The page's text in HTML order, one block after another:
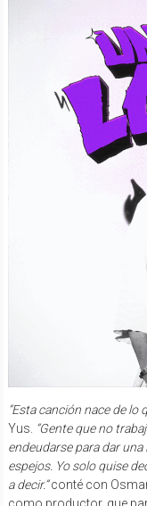
“Esta canción nace de lo
Yus. “Gente que no
endeudarse para dar
espejos. Yo solo quise
a decir.”conté con